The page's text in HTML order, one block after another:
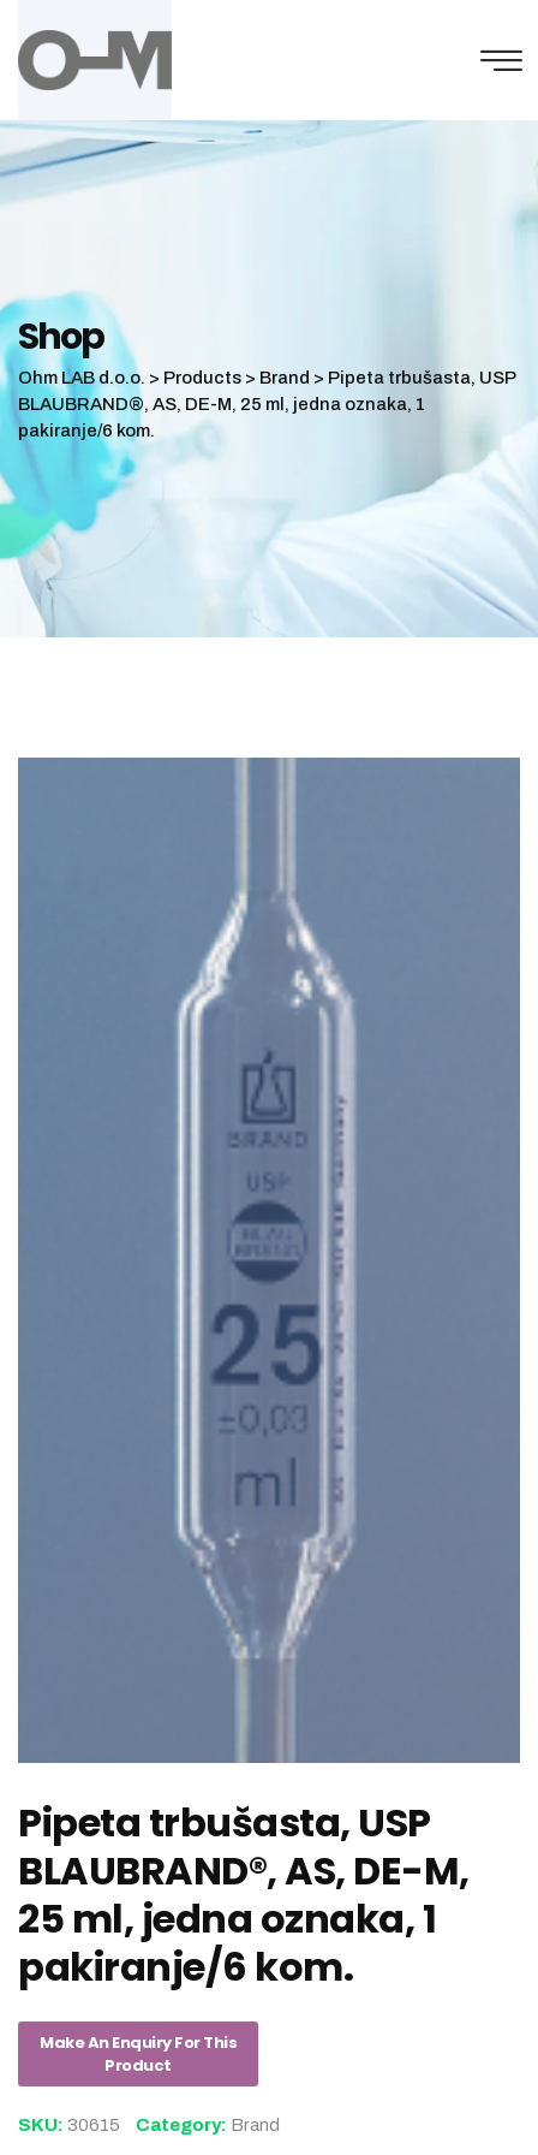
content
Shop
Ohm LAB d.o.o. > Products > Brand > Pipeta trbušasta, USP
BLAUBRAND®, AS, DE-M, 25 ml, jedna oznaka, 1
pakiranje/6 kom.
Pipeta trbušasta, USP
BLAUBRAND®, AS, DE-M,
25 ml, jedna oznaka, 1
pakiranje/6 kom.
SKU: 30615 Category: Brand